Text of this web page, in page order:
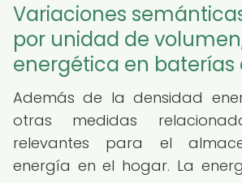
Variaciones
por unidad de
energética en baterías
Además de la densidad
otras medidas
relevantes para el
energía en el hogar. La